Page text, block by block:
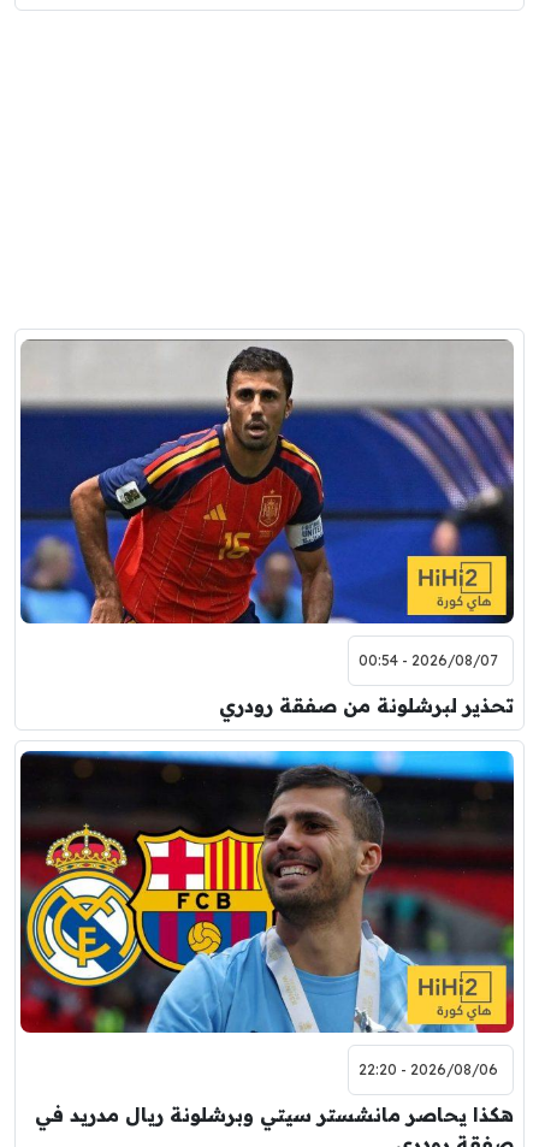
2026/08/07 - 00:54
تحذير لبرشلونة من صفقة رودري
2026/08/06 - 22:20
هكذا يحاصر مانشستر سيتي وبرشلونة ريال مدريد في